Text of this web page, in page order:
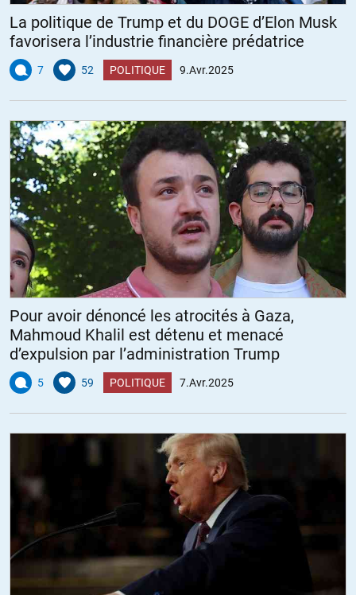
La politique de Trump et du DOGE d’Elon Musk
favorisera l’industrie financière prédatrice
7 52 POLITIQUE 9.Avr.2025
Pour avoir dénoncé les atrocités à Gaza,
Mahmoud Khalil est détenu et menacé
d’expulsion par l’administration Trump
5 59 POLITIQUE 7.Avr.2025